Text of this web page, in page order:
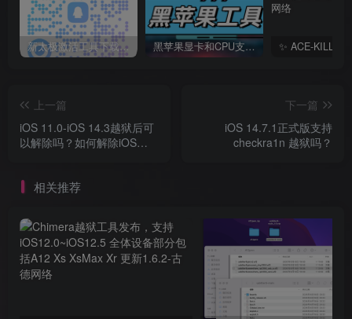
新太极激活工具下载/教程/充值/开户(QQ交流群号749113977) 黑苹果显卡和CPU支持情况以及购买硬件防踩坑指南
上一篇
iOS 11.0-iOS 14.3越狱后可
以解除吗？如何解除iOS
下一篇
iOS 14.7.1正式版支持
checkra1n 越狱吗？
相关推荐